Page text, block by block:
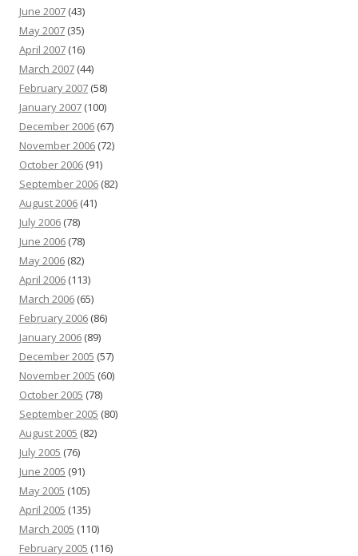
June 2007 (43)
May 2007 (35)
April 2007 (16)
March 2007 (44)
February 2007 (58)
January 2007 (100)
December 2006 (67)
November 2006 (72)
October 2006 (91)
September 2006 (82)
August 2006 (41)
July 2006 (78)
June 2006 (78)
May 2006 (82)
April 2006 (113)
March 2006 (65)
February 2006 (86)
January 2006 (89)
December 2005 (57)
November 2005 (60)
October 2005 (78)
September 2005 (80)
August 2005 (82)
July 2005 (76)
June 2005 (91)
May 2005 (105)
April 2005 (135)
March 2005 (110)
February 2005 (116)